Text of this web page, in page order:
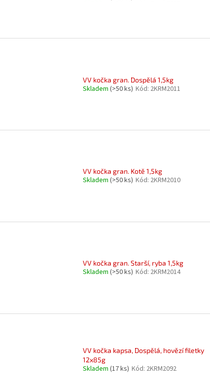
VV kočka gran. Dospělá 1,5kg
Skladem (>50 ks) Kód: 2KRM2011
VV kočka gran. Kotě 1,5kg
Skladem (>50 ks) Kód: 2KRM2010
VV kočka gran. Starší, ryba 1,5kg
Skladem (>50 ks) Kód: 2KRM2014
VV kočka kapsa, Dospělá, hovězí filetky
12x85g
Skladem (17 ks) Kód: 2KRM2092